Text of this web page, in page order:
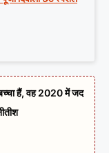
बच्चा हैं, वह 2020 में जद